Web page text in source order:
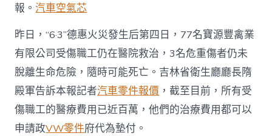
費
已
近
百
萬
_
中
OSDER
報。汽車空氣芯
昨日，“6·3”德惠火災發生后第四日，77名寶源豐禽業
有限公司受傷職工仍在醫院救治，3名危重傷者仍未
脫離生命危險，隨時可能死亡。吉林省衛生廳廳長隋
殿軍告訴本報記者汽車零件報價 ，截至目前，所有受
傷職工的醫療費用已近百萬，他們的治療費用都可以
申請政VW零件府代為墊付。